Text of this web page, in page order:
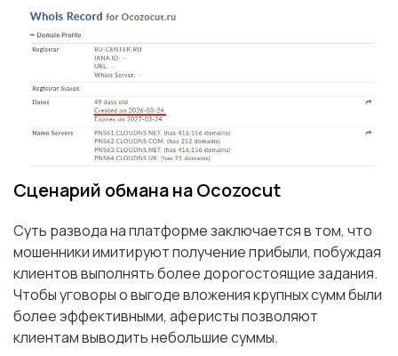
Сценарий обмана на Ocozocut
Суть развода на платформе заключается в том, что
мошенники имитируют получение прибыли, побуждая
клиентов выполнять более дорогостоящие задания.
Чтобы уговоры о выгоде вложения крупных сумм были
более эффективными, аферисты позволяют
клиентам выводить небольшие суммы.